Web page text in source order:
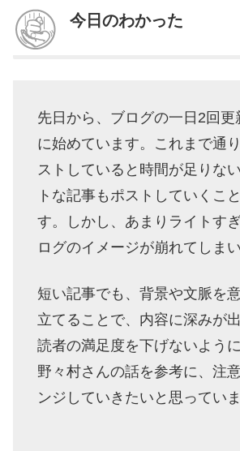
今日のわかった
先日から、ブログの一日2回更
に始めています。これまで通
ストしていると時間が足りな
トな記事もポストしていくこ
す。しかし、あまりライトす
ログのイメージが崩れてしまい
短い記事でも、背景や文脈を
立てることで、内容に深みが
読者の満足度を下げないよう
野々村さんの話を参考に、注
ンジしていきたいと思っていま